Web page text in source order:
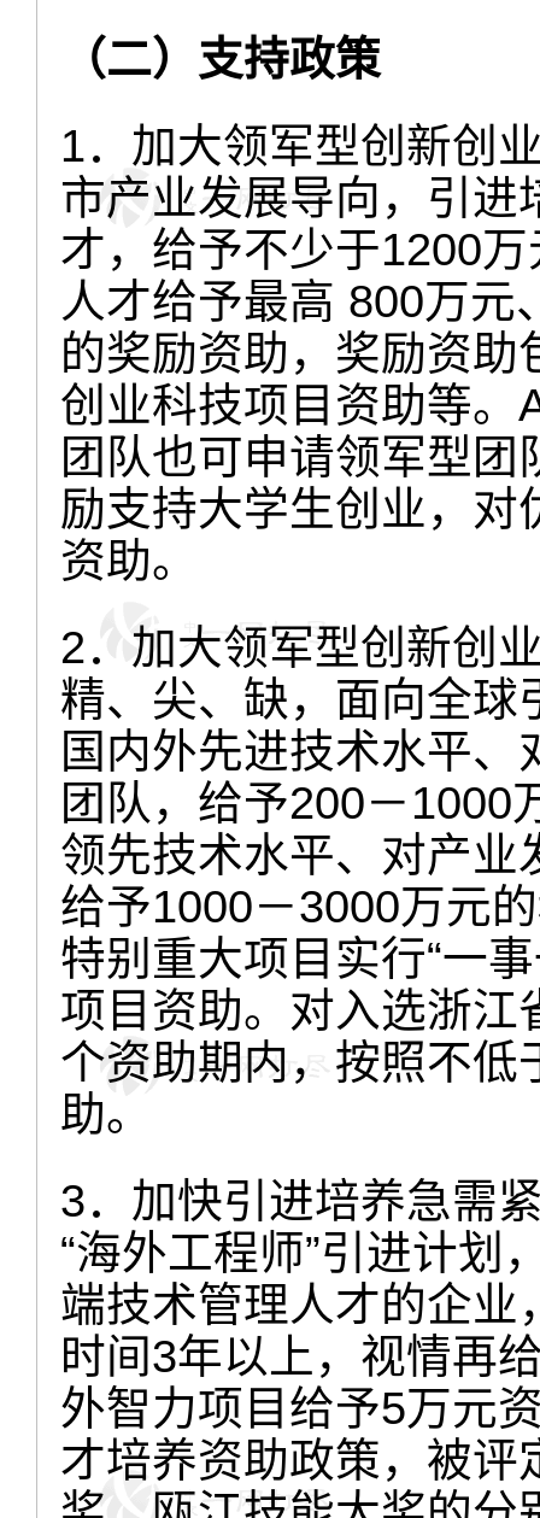
（二）支持政策
1．加大领军型创新创
市产业发展导向，引进
才，给予不少于1200
人才给予最高 800万元
的奖励资助，奖励资
创业科技项目资助等。
团队也可申请领军型
励支持大学生创业，对
资助。
2．加大领军型创新创
精、尖、缺，面向全球
国内外先进技术水平
团队，给予200－1000
领先技术水平、对产业
给予1000－3000万元
特别重大项目实行“一
项目资助。对入选浙江
个资助期内，按照不低
助。
3．加快引进培养急需
“海外工程师”引进计划
端技术管理人才的企业
时间3年以上，视情再
外智力项目给予5万元
才培养资助政策，被评